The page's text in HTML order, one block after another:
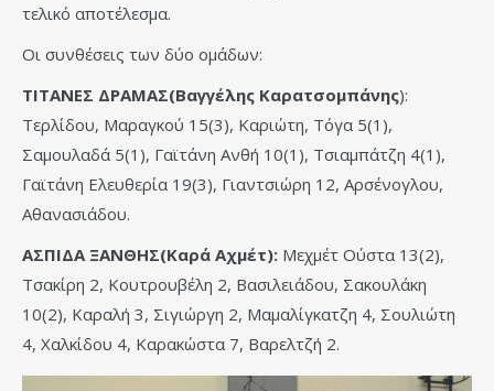
τελικό αποτέλεσμα.
Οι συνθέσεις των δύο ομάδων:
ΤΙΤΑΝΕΣ ΔΡΑΜΑΣ(Βαγγέλης Καρατσομπάνης):
Τερλίδου, Μαραγκού 15(3), Καριώτη, Τόγα 5(1),
Σαμουλαδά 5(1), Γαϊτάνη Ανθή 10(1), Τσιαμπάτζη 4(1),
Γαϊτάνη Ελευθερία 19(3), Γιαντσιώρη 12, Αρσένογλου,
Αθανασιάδου.
ΑΣΠΙΔΑ ΞΑΝΘΗΣ(Καρά Αχμέτ): Μεχμέτ Ούστα 13(2),
Τσακίρη 2, Κουτρουβέλη 2, Βασιλειάδου, Σακουλάκη
10(2), Καραλή 3, Σιγιώργη 2, Μαμαλίγκατζη 4, Σουλιώτη
4, Χαλκίδου 4, Καρακώστα 7, Βαρελτζή 2.